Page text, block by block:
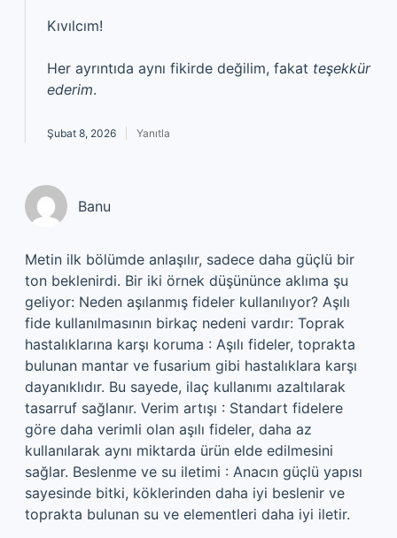
Kıvılcım!
Her ayrıntıda aynı fikirde değilim, fakat teşekkür
ederim.
Şubat 8, 2026 Yanıtla
Banu
Metin ilk bölümde anlaşılır, sadece daha güçlü bir
ton beklenirdi. Bir iki örnek düşününce aklıma şu
geliyor: Neden aşılanmış fideler kullanılıyor? Aşılı
fide kullanılmasının birkaç nedeni vardır: Toprak
hastalıklarına karşı koruma : Aşılı fideler, toprakta
bulunan mantar ve fusarium gibi hastalıklara karşı
dayanıklıdır. Bu sayede, ilaç kullanımı azaltılarak
tasarruf sağlanır. Verim artışı : Standart fidelere
göre daha verimli olan aşılı fideler, daha az
kullanılarak aynı miktarda ürün elde edilmesini
sağlar. Beslenme ve su iletimi : Anacın güçlü yapısı
sayesinde bitki, köklerinden daha iyi beslenir ve
toprakta bulunan su ve elementleri daha iyi iletir.